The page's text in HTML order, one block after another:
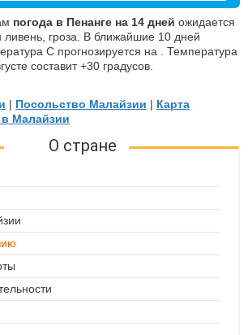
погода в Пенанге на 14 дней ожидается
ливень, гроза. В ближайшие 10 дней
С прогнозируется на . Температура
составит +30 градусов.
| Посольство Малайзии | Карта
Малайзии
О стране